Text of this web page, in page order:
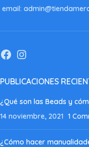
email:
PUBLICACIONES
¿Qué son las Beads y
14 noviembre, 2021 1
¿Cómo hacer